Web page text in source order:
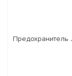
Предохранитель